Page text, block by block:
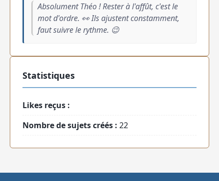
Absolument Théo ! Rester à l'affût, c'est le
mot d'ordre. 👀 Ils ajustent constamment,
faut suivre le rythme. 😉
Statistiques
Likes reçus :
Nombre de sujets créés : 22